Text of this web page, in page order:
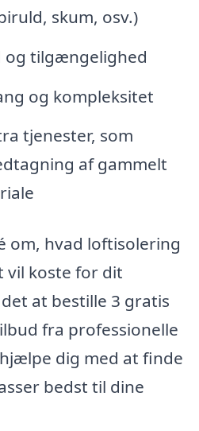
skum, osv.)
og tilgængelighed
og kompleksitet
tjenester, som
af gammelt
om, hvad loftisolering
vil koste for dit
at bestille 3 gratis
fra professionelle
dig med at finde
bedst til dine